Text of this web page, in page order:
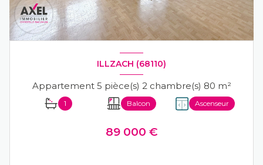
ILLZACH (68110)
Appartement 5 pièce(s) 2 chambre(s) 80 m²
1 Balcon Ascenseur
89 000 €